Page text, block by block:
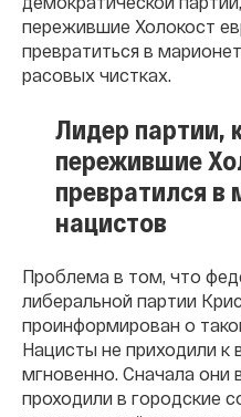
пережившие Холокост
превратиться в
расовых чистках.
Лидер партии,
пережившие
превратился в
нацистов
Проблема в том, что
либеральной партии
проинформирован о
Нацисты не приходили к
мгновенно. Сначала они
проходили в городские